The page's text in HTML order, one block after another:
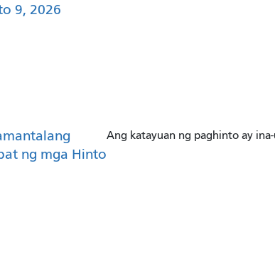
9, 2026
ng mga Hinto
Ang katayuan ng paghinto ay